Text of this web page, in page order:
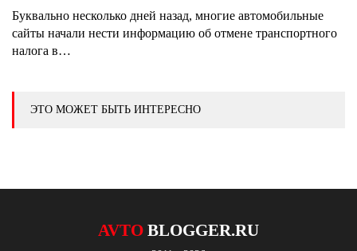
Буквально несколько дней назад, многие автомобильные
сайты начали нести информацию об отмене транспортного
налога в…
ЭТО МОЖЕТ БЫТЬ ИНТЕРЕСНО
AVTO BLOGGER.RU